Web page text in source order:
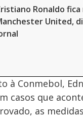
Ronaldo fica
United,
à Conmebol,
casos que
as